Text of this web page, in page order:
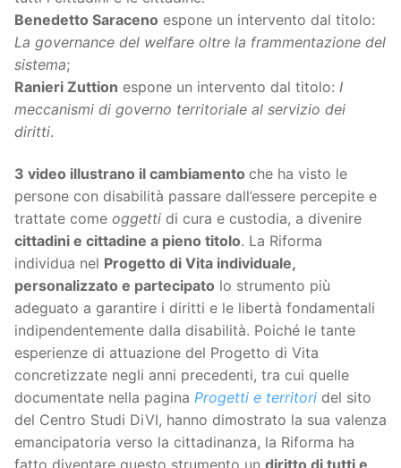
Benedetto Saraceno espone un intervento dal titolo:
La governance del welfare oltre la frammentazione del
sistema;
Ranieri Zuttion espone un intervento dal titolo: I
meccanismi di governo territoriale al servizio dei
diritti.
3 video illustrano il cambiamento che ha visto le
persone con disabilità passare dall’essere percepite e
trattate come oggetti di cura e custodia, a divenire
cittadini e cittadine a pieno titolo. La Riforma
individua nel Progetto di Vita individuale,
personalizzato e partecipato lo strumento più
adeguato a garantire i diritti e le libertà fondamentali
indipendentemente dalla disabilità. Poiché le tante
esperienze di attuazione del Progetto di Vita
concretizzate negli anni precedenti, tra cui quelle
documentate nella pagina Progetti e territori del sito
del Centro Studi DiVI, hanno dimostrato la sua valenza
emancipatoria verso la cittadinanza, la Riforma ha